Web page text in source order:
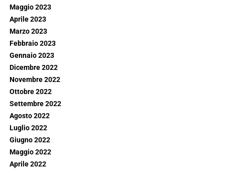
Maggio 2023
Aprile 2023
Marzo 2023
Febbraio 2023
Gennaio 2023
Dicembre 2022
Novembre 2022
Ottobre 2022
Settembre 2022
Agosto 2022
Luglio 2022
Giugno 2022
Maggio 2022
Aprile 2022